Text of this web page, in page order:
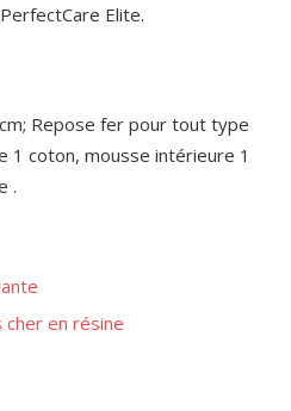
Elite.
Repose fer pour tout type
1 coton, mousse intérieure 1
.
cher en résine